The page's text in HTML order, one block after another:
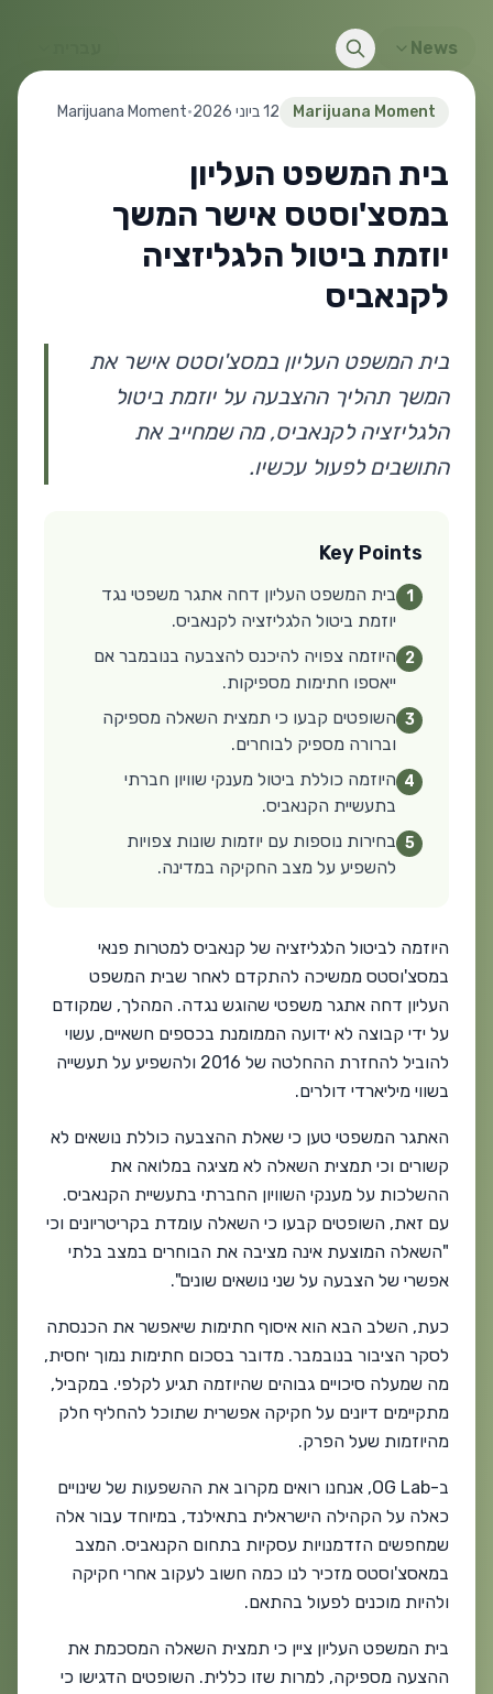
News
Marijuana Moment 12 ביוני 2026 •
Marijuana Moment
בית המשפט העליון
במסצ'וסטס אישר המשך
יוזמת ביטול הלגליזציה
לקנאביס
בית המשפט העליון במסצ'וסטס אישר את
המשך תהליך ההצבעה על יוזמת ביטול
הלגליזציה לקנאביס, מה שמחייב את
התושבים לפעול עכשיו.
Key Points
1
בית המשפט העליון דחה אתגר משפטי נגד
יוזמת ביטול הלגליזציה לקנאביס.
2 היוזמה צפויה להיכנס להצבעה בנובמבר אם
ייאספו חתימות מספיקות.
3 השופטים קבעו כי תמצית השאלה מספיקה
וברורה מספיק לבוחרים.
4 היוזמה כוללת ביטול מענקי שוויון חברתי
בתעשיית הקנאביס.
5 בחירות נוספות עם יוזמות שונות צפויות
להשפיע על מצב החקיקה במדינה.
היוזמה לביטול הלגליזציה של קנאביס למטרות פנאי
במסצ'וסטס ממשיכה להתקדם לאחר שבית המשפט
העליון דחה אתגר משפטי שהוגש נגדה. המהלך, שמקודם
על ידי קבוצה לא ידועה הממומנת בכספים חשאיים, עשוי
להוביל להחזרת ההחלטה של 2016 ולהשפיע על תעשייה
בשווי מיליארדי דולרים.
האתגר המשפטי טען כי שאלת ההצבעה כוללת נושאים לא
קשורים וכי תמצית השאלה לא מציגה במלואה את
ההשלכות על מענקי השוויון החברתי בתעשיית הקנאביס.
עם זאת, השופטים קבעו כי השאלה עומדת בקריטריונים וכי
"השאלה המוצעת אינה מציבה את הבוחרים במצב בלתי
אפשרי של הצבעה על שני נושאים שונים".
כעת, השלב הבא הוא איסוף חתימות שיאפשר את הכנסתה
לסקר הציבור בנובמבר. מדובר בסכום חתימות נמוך יחסית,
מה שמעלה סיכויים גבוהים שהיוזמה תגיע לקלפי. במקביל,
מתקיימים דיונים על חקיקה אפשרית שתוכל להחליף חלק
מהיוזמות שעל הפרק.
ב-OG Lab, אנחנו רואים מקרוב את ההשפעות של שינויים
כאלה על הקהילה הישראלית בתאילנד, במיוחד עבור אלה
שמחפשים הזדמנויות עסקיות בתחום הקנאביס. המצב
במאסצ'וסטס מזכיר לנו כמה חשוב לעקוב אחרי חקיקה
ולהיות מוכנים לפעול בהתאם.
בית המשפט העליון ציין כי תמצית השאלה המסכמת את
ההצעה מספיקה, למרות שזו כללית. השופטים הדגישו כי